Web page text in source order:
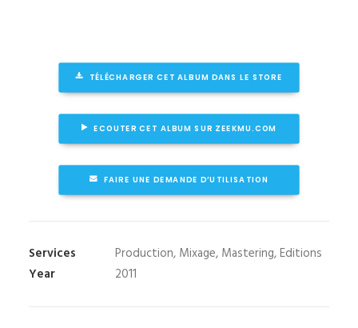
TÉLÉCHARGER CET ALBUM DANS LE STORE
ECOUTER CET ALBUM SUR ZEEKMU.COM
FAIRE UNE DEMANDE D’UTILISATION
Services
Production, Mixage, Mastering, Editions
Year
2011